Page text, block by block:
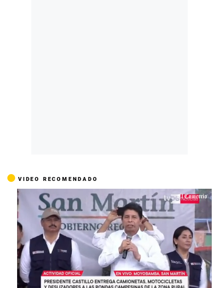
VIDEO RECOMENDADO